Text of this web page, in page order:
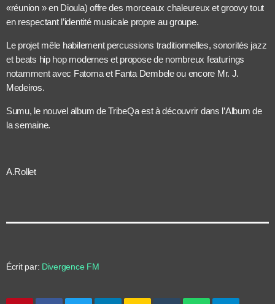
«réunion » en Dioula) offre des morceaux chaleureux et groovy tout
en respectant l’identité musicale propre au groupe.
Le projet mêle habilement percussions traditionnelles, sonorités jazz
et beats hip hop modernes et propose de nombreux featurings
notamment avec Fatoma et Fanta Dembele ou encore Mr. J.
Medeiros.
Sumu, le nouvel album de TribeQa est à découvrir dans l’Album de
la semaine.
A.Rollet
Écrit par: Divergence FM